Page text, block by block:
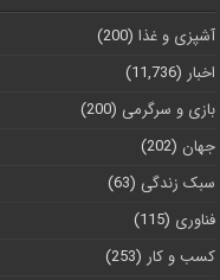
آشپزی و غذا (200)
اخبار (11,736)
بازی و سرگرمی (200)
جهان (202)
سبک زندگی (63)
فناوری (115)
کسب و کار (253)